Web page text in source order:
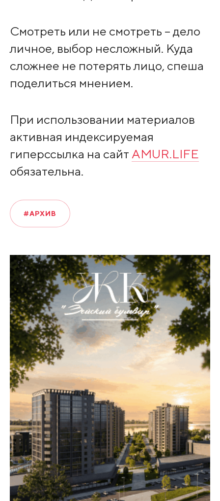
Смотреть или не смотреть – дело
личное, выбор несложный. Куда
сложнее не потерять лицо, спеша
поделиться мнением.
При использовании материалов
активная индексируемая
гиперссылка на сайт AMUR.LIFE
обязательна.
#АРХИВ